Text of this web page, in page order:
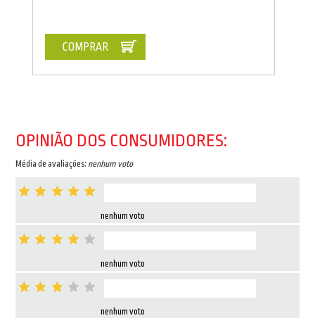
COMPRAR
OPINIÃO DOS CONSUMIDORES:
Média de avaliações: nenhum voto
nenhum voto
nenhum voto
nenhum voto